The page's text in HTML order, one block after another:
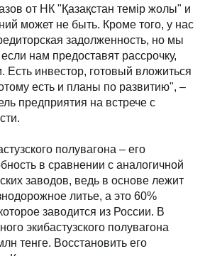
от НК "Қазақстан темір жолы" и
может не быть. Кроме того, у нас
задолженность, но мы
нам предоставят рассрочку,
Есть инвестор, готовый вложиться
есть и планы по развитию", –
предприятия на встрече с
полувагона – его
в сравнении с аналогичной
заводов, ведь в основе лежит
литье, а это 60%
заводится из России. В
экибастузского полувагона
тенге. Восстановить его